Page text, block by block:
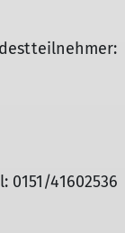
41602536